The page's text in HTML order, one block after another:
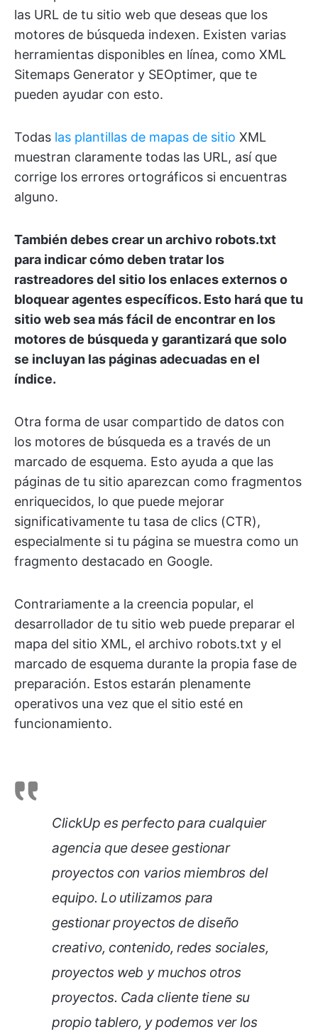
las URL de tu sitio web que deseas que los
motores de búsqueda indexen. Existen varias
herramientas disponibles en línea, como XML
Sitemaps Generator y SEOptimer, que te
pueden ayudar con esto.
Todas las plantillas de mapas de sitio XML
muestran claramente todas las URL, así que
corrige los errores ortográficos si encuentras
alguno.
También debes crear un archivo robots.txt
para indicar cómo deben tratar los
rastreadores del sitio los enlaces externos o
bloquear agentes específicos. Esto hará que tu
sitio web sea más fácil de encontrar en los
motores de búsqueda y garantizará que solo
se incluyan las páginas adecuadas en el
índice.
Otra forma de usar compartido de datos con
los motores de búsqueda es a través de un
marcado de esquema. Esto ayuda a que las
páginas de tu sitio aparezcan como fragmentos
enriquecidos, lo que puede mejorar
significativamente tu tasa de clics (CTR),
especialmente si tu página se muestra como un
fragmento destacado en Google.
Contrariamente a la creencia popular, el
desarrollador de tu sitio web puede preparar el
mapa del sitio XML, el archivo robots.txt y el
marcado de esquema durante la propia fase de
preparación. Estos estarán plenamente
operativos una vez que el sitio esté en
funcionamiento.
ClickUp es perfecto para cualquier
agencia que desee gestionar
proyectos con varios miembros del
equipo. Lo utilizamos para
gestionar proyectos de diseño
creativo, contenido, redes sociales,
proyectos web y muchos otros
proyectos. Cada cliente tiene su
propio tablero, y podemos ver los